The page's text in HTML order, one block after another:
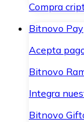
Compra
Bitnovo Pay
Acepta
Bitnovo
Integra
Bitnovo